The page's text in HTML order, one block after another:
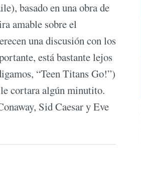
basado en una obra de
amable sobre el
una discusión con los
está bastante lejos
“Teen Titans Go!”)
cortara algún minutito.
Sid Caesar y Eve